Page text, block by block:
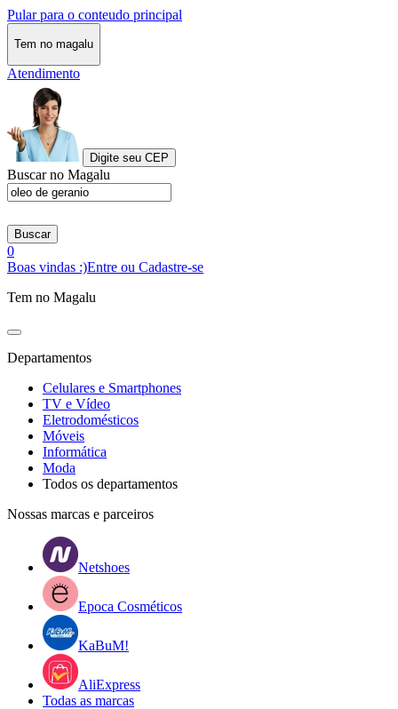
Pular para o conteudo principal
Tem no magalu
Atendimento
Digite seu CEP
Buscar no Magalu
Buscar
0
Boas vindas :)Entre ou Cadastre-se
Tem no Magalu
Departamentos
Celulares e Smartphones
TV e Vídeo
Eletrodomésticos
Móveis
Informática
Moda
Todos os departamentos
Nossas marcas e parceiros
Netshoes
Epoca Cosméticos
KaBuM!
AliExpress
Todas as marcas